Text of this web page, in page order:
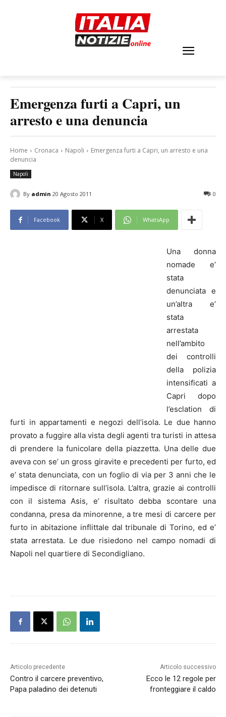
Emergenza furti a Capri, un
arresto e una denuncia
Home Cronaca Napoli
Emergenza furti a Capri, un arresto e una
denuncia
Napoli
By admin 20 Agosto 2011 0
Facebook X WhatsApp
Una donna
nomade e’
stata
denunciata e
un’altra e’
stata
arrestata
nell’ambito
dei controlli
della polizia
intensificati a
Capri dopo
l’esclation di
furti in appartamenti e negozi dell’isola. Le due hanno
provato a fuggire alla vista degli agenti tra turisti in attesa
di prendere la funicolare della piazzetta. Una delle due
aveva con se’ un gross giravite e precedenti per furto, ed
e’ stata denunciata, con un foglio di via per 3 anni che le
impedisce di ritornare sull’isola. L’altra, grazie ai controlli
con il sistema Asis, e’ risultato debba scontare una
condanna, presa da minorenne, a tre mesi di carcere per
furto in abitazione inflittale dal tribunale di Torino, ed e’
stata arrestata. Le due risiedono nel campo nomadi di
Napoli nel quartiere di Secondigliano.
Articolo precedente
Contro il carcere preventivo,
Papa paladino dei detenuti
Articolo successivo
Ecco le 12 regole per
fronteggiare il caldo